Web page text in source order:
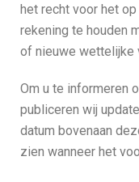
het recht voor het
rekening te houden
of nieuwe wettelijke
Om u te informeren
publiceren wij
datum bovenaan
zien wanneer het